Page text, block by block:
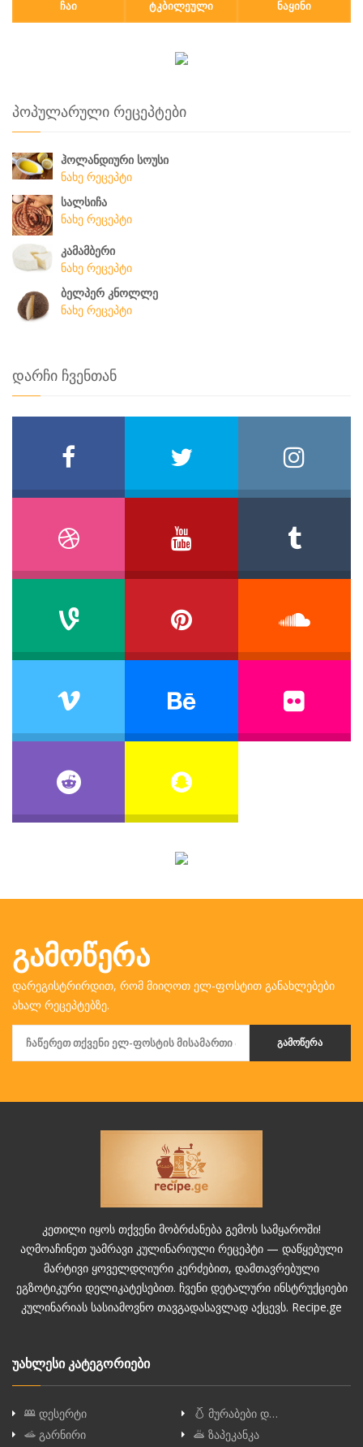
ᲩᲐᲘ ᲢᲙᲑᲘᲚᲔᲣᲚᲘ ᲜᲐᲧᲘᲜᲘ
პოპულარული რეცეპტები
ჰოლანდიური სოუსი
ნახე რეცეპტი
სალსიჩა
ნახე რეცეპტი
კამამბერი
ნახე რეცეპტი
ბელპერ კნოლლე
ნახე რეცეპტი
დარჩი ჩვენთან
ᲒᲐᲛᲝᲬᲔᲠᲐ
დარეგისტრირდით, რომ მიიღოთ ელ-ფოსტით განახლებები
ახალ რეცეპტებზე.
ᲒᲐᲛᲝᲬᲔᲠᲐ
კეთილი იყოს თქვენი მობრძანება გემოს სამყაროში!
აღმოაჩინეთ უამრავი კულინარიული რეცეპტი — დაწყებული
მარტივი ყოველდღიური კერძებით, დამთავრებული
ეგზოტიკური დელიკატესებით. ჩვენი დეტალური ინსტრუქციები
კულინარიას სასიამოვნო თავგადასავლად აქცევს. Recipe.ge
უახლესი კატეგორიები
დესერტი
მურაბები დ…
გარნირი
ზაპეკანკა